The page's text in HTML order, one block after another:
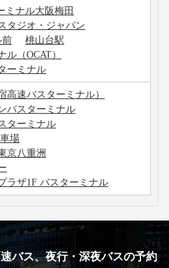
ミナル大阪梅田
タジオ・ジャパン
前
桃山台駅
ル（OCAT）
ーミナル
高速バスターミナル）
バスターミナル
ターミナル
場
京八重洲
ラザ1F バスターミナル
バス、夜行・深夜バスの予約